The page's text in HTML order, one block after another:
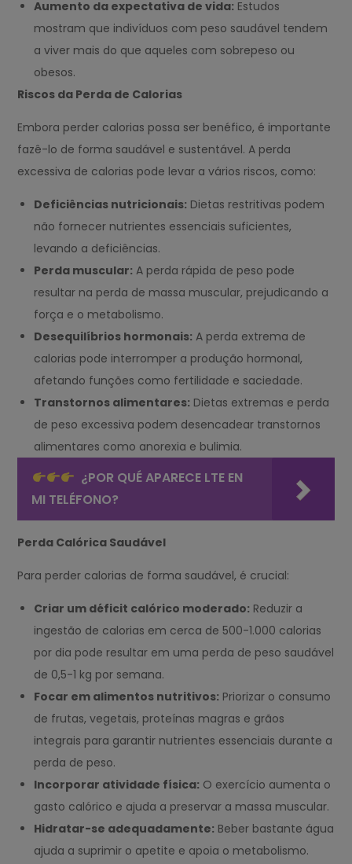
Aumento da expectativa de vida: Estudos
mostram que indivíduos com peso saudável tendem
a viver mais do que aqueles com sobrepeso ou
obesos.
Riscos da Perda de Calorias
Embora perder calorias possa ser benéfico, é importante
fazê-lo de forma saudável e sustentável. A perda
excessiva de calorias pode levar a vários riscos, como:
Deficiências nutricionais: Dietas restritivas podem
não fornecer nutrientes essenciais suficientes,
levando a deficiências.
Perda muscular: A perda rápida de peso pode
resultar na perda de massa muscular, prejudicando a
força e o metabolismo.
Desequilíbrios hormonais: A perda extrema de
calorias pode interromper a produção hormonal,
afetando funções como fertilidade e saciedade.
Transtornos alimentares: Dietas extremas e perda
de peso excessiva podem desencadear transtornos
alimentares como anorexia e bulimia.
¿POR QUÉ APARECE LTE EN
MI TELÉFONO?
Perda Calórica Saudável
Para perder calorias de forma saudável, é crucial:
Criar um déficit calórico moderado: Reduzir a
ingestão de calorias em cerca de 500-1.000 calorias
por dia pode resultar em uma perda de peso saudável
de 0,5-1 kg por semana.
Focar em alimentos nutritivos: Priorizar o consumo
de frutas, vegetais, proteínas magras e grãos
integrais para garantir nutrientes essenciais durante a
perda de peso.
Incorporar atividade física: O exercício aumenta o
gasto calórico e ajuda a preservar a massa muscular.
Hidratar-se adequadamente: Beber bastante água
ajuda a suprimir o apetite e apoia o metabolismo.